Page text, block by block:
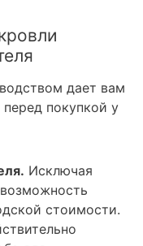
дает вам
покупкой у
Исключая
стоимости.